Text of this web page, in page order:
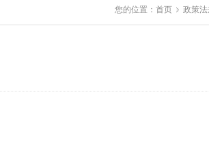
您的位置： 首页 政策